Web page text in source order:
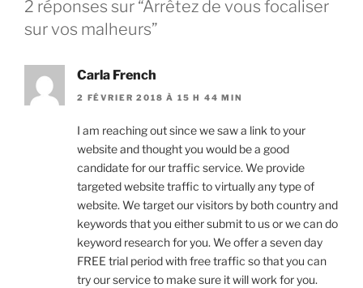
2 réponses sur “Arrêtez de vous focaliser
sur vos malheurs”
Carla French
2 FÉVRIER 2018 À 15 H 44 MIN
I am reaching out since we saw a link to your
website and thought you would be a good
candidate for our traffic service. We provide
targeted website traffic to virtually any type of
website. We target our visitors by both country and
keywords that you either submit to us or we can do
keyword research for you. We offer a seven day
FREE trial period with free traffic so that you can
try our service to make sure it will work for you.